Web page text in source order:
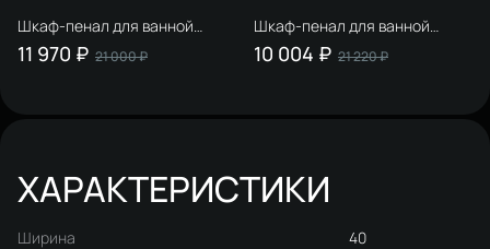
Шкаф-пенал для ванной
STWORKI Монтре 38
подвесной, белый
11 970 ₽ 21 000 ₽
Шкаф-пенал для ванной
STWORKI Карлстад 30 дуб
рустикальный
10 004 ₽ 21 220 ₽
ХАРАКТЕРИСТИКИ
Ширина 40